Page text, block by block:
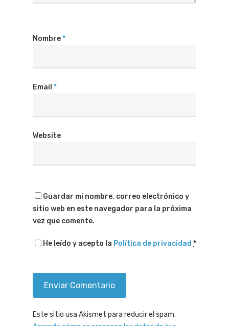
Nombre*
Email *
Website
Guardar mi nombre, correo electrónico y
sitio web en este navegador para la próxima
vez que comente.
He leído y acepto la Política de privacidad *
Este sitio usa Akismet para reducir el spam.